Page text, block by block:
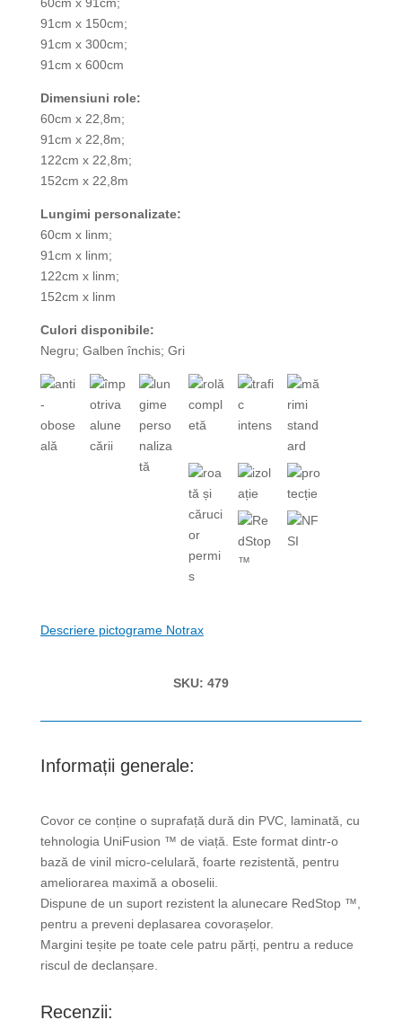
91cm x 150cm;
91cm x 300cm;
91cm x 600cm
Dimensiuni role:
60cm x 22,8m;
91cm x 22,8m;
122cm x 22,8m;
152cm x 22,8m
Lungimi personalizate:
60cm x linm;
91cm x linm;
122cm x linm;
152cm x linm
Culori disponibile:
Negru; Galben închis; Gri
Descriere pictograme Notrax
SKU: 479
Informații generale:
Covor ce conține o suprafață dură din PVC, laminată, cu
tehnologia UniFusion ™ de viață. Este format dintr-o
bază de vinil micro-celulară, foarte rezistentă, pentru
ameliorarea maximă a oboselii.
Dispune de un suport rezistent la alunecare RedStop ™,
pentru a preveni deplasarea covorașelor.
Margini teșite pe toate cele patru părți, pentru a reduce
riscul de declanșare.
Recenzii: